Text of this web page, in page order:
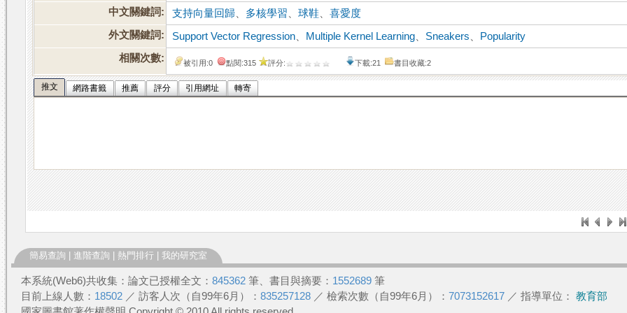
中文關鍵詞: 支持向量回歸 多核學習 、球鞋 、喜愛度
外文關鍵詞:
Support Vector Regression Multiple Kernel Learning Sneakers
Popularity
相關次數:
被引用:0 點閱:315 評分: 下載:21 書目收藏:2
推文 網路書籤 推薦 評分 引用網址 轉寄
簡易查詢 進階查詢 熱門排行 我的研究室
本系統(Web6)共收集：論文已授權全文： 845362 筆、書目與摘要： 1552689 筆
目前上線人數： 18502 ／ 訪客人次（自99年6月）： 835257128 ／ 檢索次數（自99年6月）： 7073152617 ／ 指導單位： 教育部